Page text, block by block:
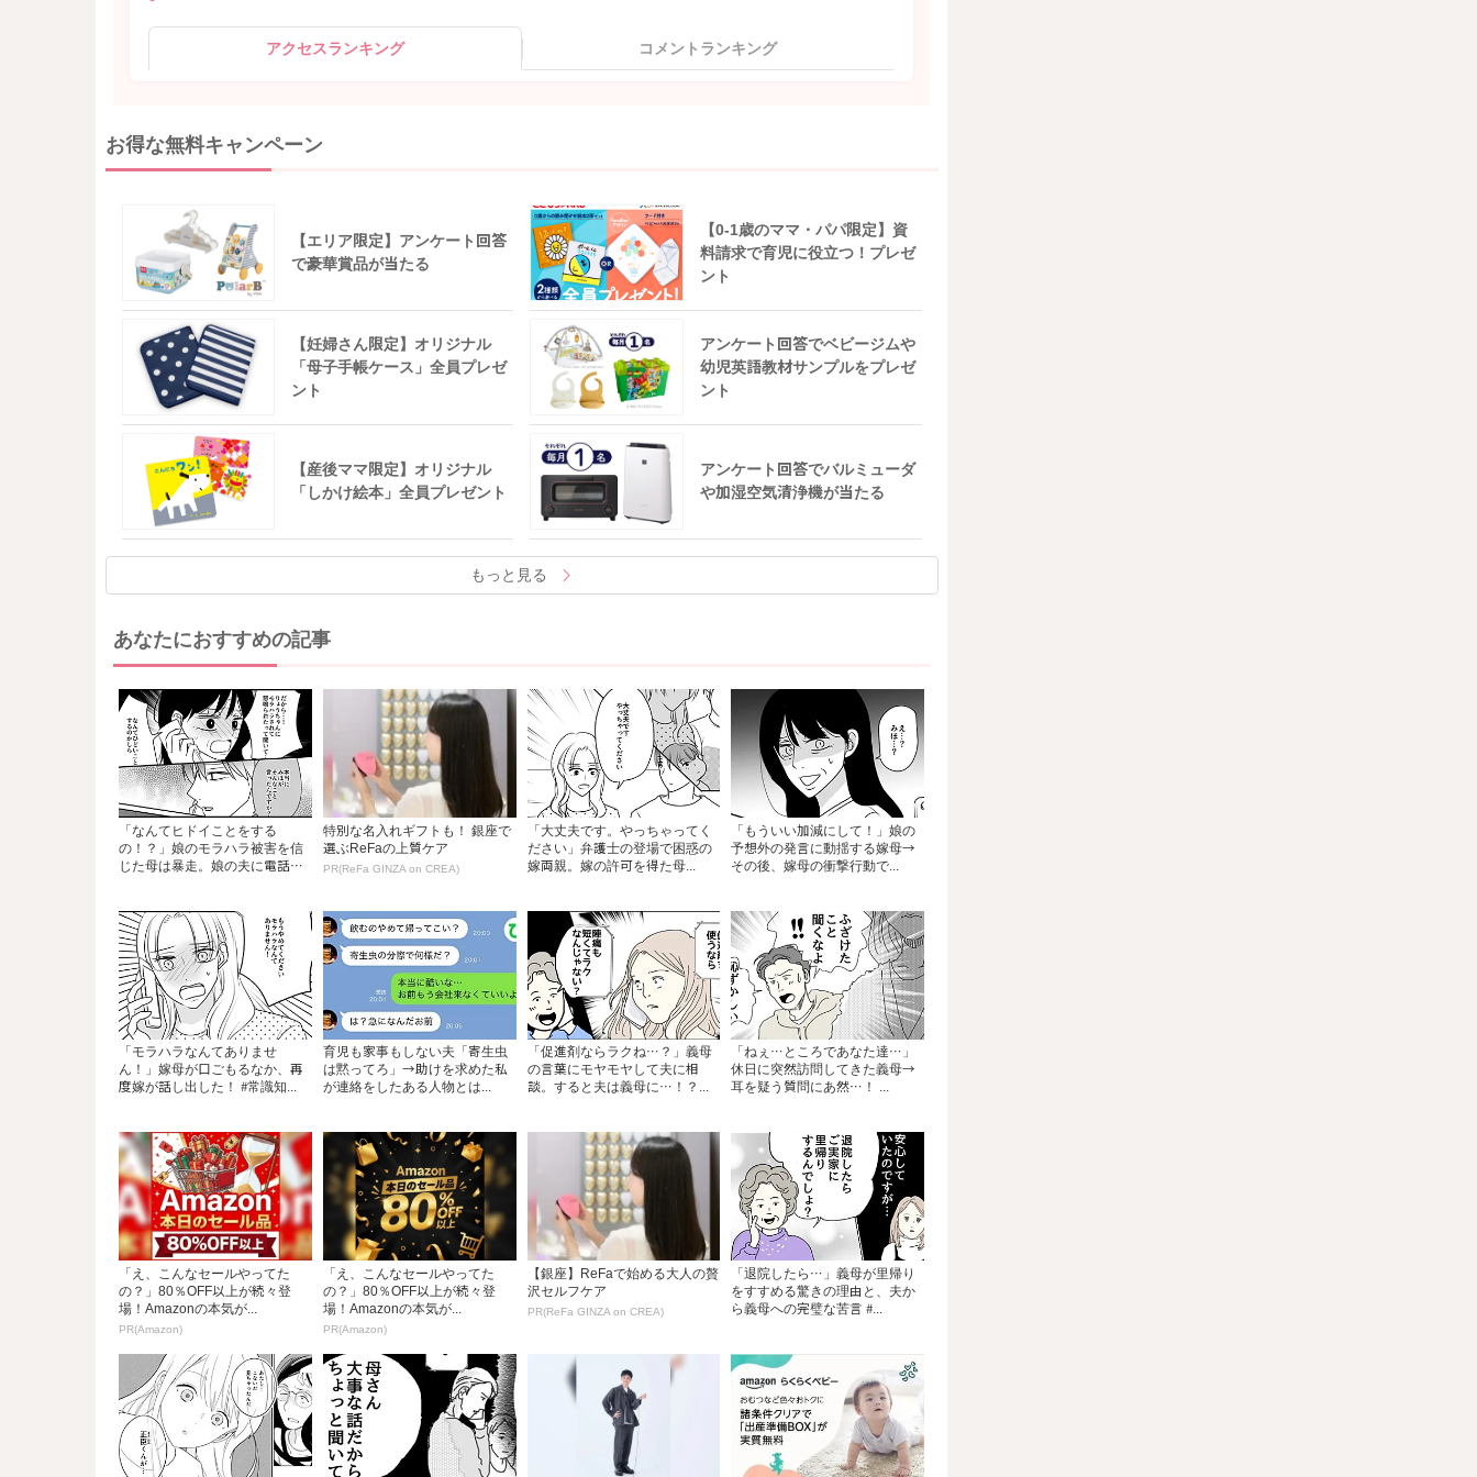
アクセスランキング コメントランキング
お得な無料キャンペーン
【エリア限定】アンケート回答
で豪華賞品が当たる
【0-1歳のママ・パパ限定】資
料請求で育児に役立つ！プレゼ
ント
【妊婦さん限定】オリジナル
「母子手帳ケース」全員プレゼ
ント
アンケート回答でベビージムや
幼児英語教材サンプルをプレゼ
ント
【産後ママ限定】オリジナル
「しかけ絵本」全員プレゼント
アンケート回答でバルミューダ
や加湿空気清浄機が当たる
もっと見る
あなたにおすすめの記事
「なんてヒドイことをする
の！？」娘のモラハラ被害を信
じた母は暴走。娘の夫に電話
特別な名入れギフトも！ 銀座で
選ぶReFaの上質ケア
PR(ReFa GINZA on CREA)
「大丈夫です。やっちゃってく
ださい」弁護士の登場で困惑の
嫁両親。嫁の許可を得た母...
「もういい加減にして！」娘の
予想外の発言に動揺する嫁母→
その後、嫁母の衝撃行動で...
「モラハラなんてありませ
ん！」嫁母が口ごもるなか、再
度嫁が話し出した！ #常識知...
育児も家事もしない夫「寄生虫
は黙ってろ」→助けを求めた私
が連絡をしたある人物とは...
「促進剤ならラクね…？」義母
の言葉にモヤモヤして夫に相
談。すると夫は義母に…！？...
「ねぇ…ところであなた達…」
休日に突然訪問してきた義母→
耳を疑う質問にあ然…！ ...
「え、こんなセールやってた
の？」80％OFF以上が続々登
場！Amazonの本気が...
PR(Amazon)
「え、こんなセールやってた
の？」80％OFF以上が続々登
場！Amazonの本気が...
PR(Amazon)
【銀座】ReFaで始める大人の贅
沢セルフケア
PR(ReFa GINZA on CREA)
「退院したら…」義母が里帰り
をすすめる驚きの理由と、夫か
ら義母への完璧な苦言 #...